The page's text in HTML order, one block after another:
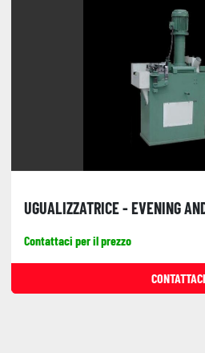
UGUALIZZATRICE - EVENING
Contattaci per il prezzo
CONTATTACI